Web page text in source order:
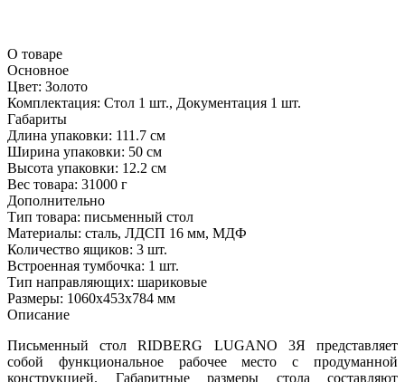
О товаре
Основное
Цвет: Золото
Комплектация: Стол 1 шт., Документация 1 шт.
Габариты
Длина упаковки: 111.7 см
Ширина упаковки: 50 см
Высота упаковки: 12.2 см
Вес товара: 31000 г
Дополнительно
Тип товара: письменный стол
Материалы: сталь, ЛДСП 16 мм, МДФ
Количество ящиков: 3 шт.
Встроенная тумбочка: 1 шт.
Тип направляющих: шариковые
Размеры: 1060х453х784 мм
Описание
Письменный стол RIDBERG LUGANO 3Я представляет
собой функциональное рабочее место с продуманной
конструкцией. Габаритные размеры стола составляют